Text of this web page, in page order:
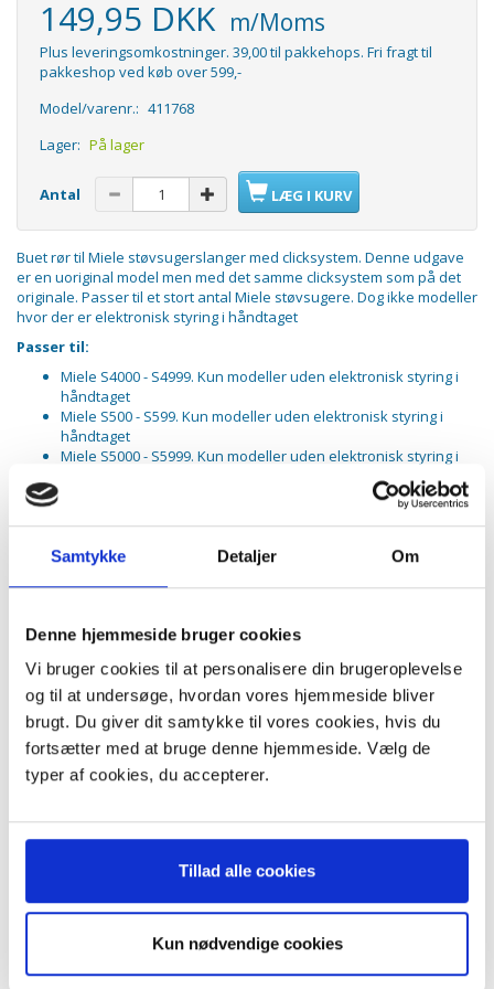
Samtykke Detaljer Om
Denne hjemmeside bruger cookies
Vi bruger cookies til at personalisere din brugeroplevelse
og til at undersøge, hvordan vores hjemmeside bliver
brugt. Du giver dit samtykke til vores cookies, hvis du
fortsætter med at bruge denne hjemmeside. Vælg de
typer af cookies, du accepterer.
Tillad alle cookies
Kun nødvendige cookies
149,95 DKK m/Moms
Plus leveringsomkostninger. 39,00 til pakkehops. Fri fragt til
pakkeshop ved køb over 599,-
Model/varenr.: 411768
Lager: På lager
Antal LÆG I KURV
Buet rør til Miele støvsugerslanger med clicksystem. Denne udgave
er en uoriginal model men med det samme clicksystem som på det
originale. Passer til et stort antal Miele støvsugere. Dog ikke modeller
hvor der er elektronisk styring i håndtaget
Passer til:
Miele S4000 - S4999. Kun modeller uden elektronisk styring i
håndtaget
Miele S500 - S599. Kun modeller uden elektronisk styring i
håndtaget
Miele S5000 - S5999. Kun modeller uden elektronisk styring i
Miele S600 - S699. Kun modeller uden elektronisk styring i
håndtaget
håndtaget
håndtaget
håndtaget
-35%